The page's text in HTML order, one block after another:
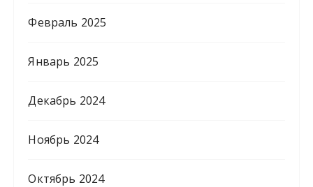
Февраль 2025
Январь 2025
Декабрь 2024
Ноябрь 2024
Октябрь 2024